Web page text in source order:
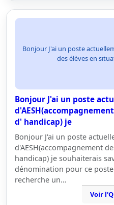
Bonjour J'ai un poste
des élèves en
Bonjour J'ai un poste
d' handicap) je
Bonjour J'ai un poste
d'AESH(accompagnement
handicap) je souhaiterais
dénomination pour ce poste
recherche un…
Voir